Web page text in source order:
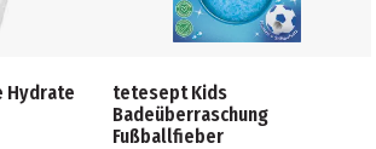
Hydrate
tetesept Kids
Badeüberraschung
Fußballfieber